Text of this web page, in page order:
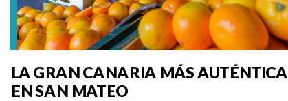
LA GRAN CANARIA MÁS AUTÉNTICA
EN SAN MATEO